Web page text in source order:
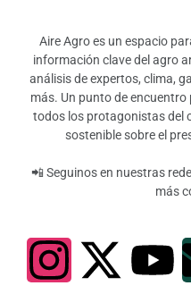
Aire Agro es un espacio
información clave del agro
análisis de expertos, clima,
más. Un punto de
todos los protagonistas del
sostenible sobre el
📲 Seguinos en nuestras
más